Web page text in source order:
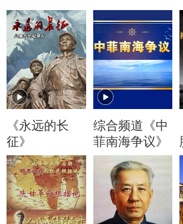
《永远的长
征》
综合频道《中
菲南海争议》